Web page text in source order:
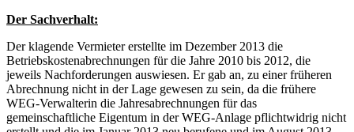
Der Sachverhalt:
Der klagende Vermieter erstellte im Dezember 2013 die
Betriebskostenabrechnungen für die Jahre 2010 bis 2012, die
jeweils Nachforderungen auswiesen. Er gab an, zu einer früheren
Abrechnung nicht in der Lage gewesen zu sein, da die frühere
WEG-Verwalterin die Jahresabrechnungen für das
gemeinschaftliche Eigentum in der WEG-Anlage pflichtwidrig nicht